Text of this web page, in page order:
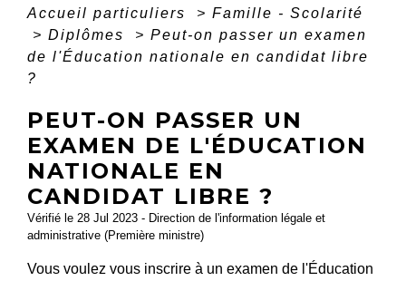
Accueil particuliers > Famille - Scolarité
> Diplômes > Peut-on passer un examen
de l'Éducation nationale en candidat libre
?
PEUT-ON PASSER UN
EXAMEN DE L'ÉDUCATION
NATIONALE EN
CANDIDAT LIBRE ?
Vérifié le 28 Jul 2023 - Direction de l'information légale et
administrative (Première ministre)
Vous voulez vous inscrire à un examen de l'Éducation